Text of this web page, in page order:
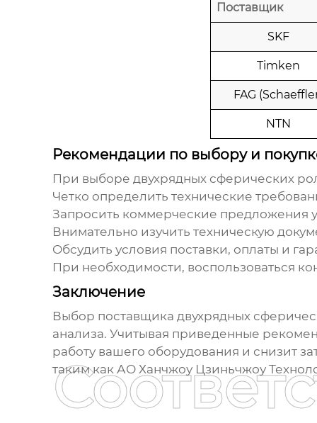
Поставщик
SKF
Timken
FAG
NTN
Рекомендации по выбору и
При выборе двухрядных сферических
Четко определить технические
Запросить коммерческие предложения
Внимательно изучить техническую
Обсудить условия поставки, оплаты и
При необходимости, воспользоваться
Заключение
Выбор поставщика двухрядных
анализа. Учитывая приведенные
работу вашего оборудования и снизит
таким как АО Ханчжоу Цзиньчжоу